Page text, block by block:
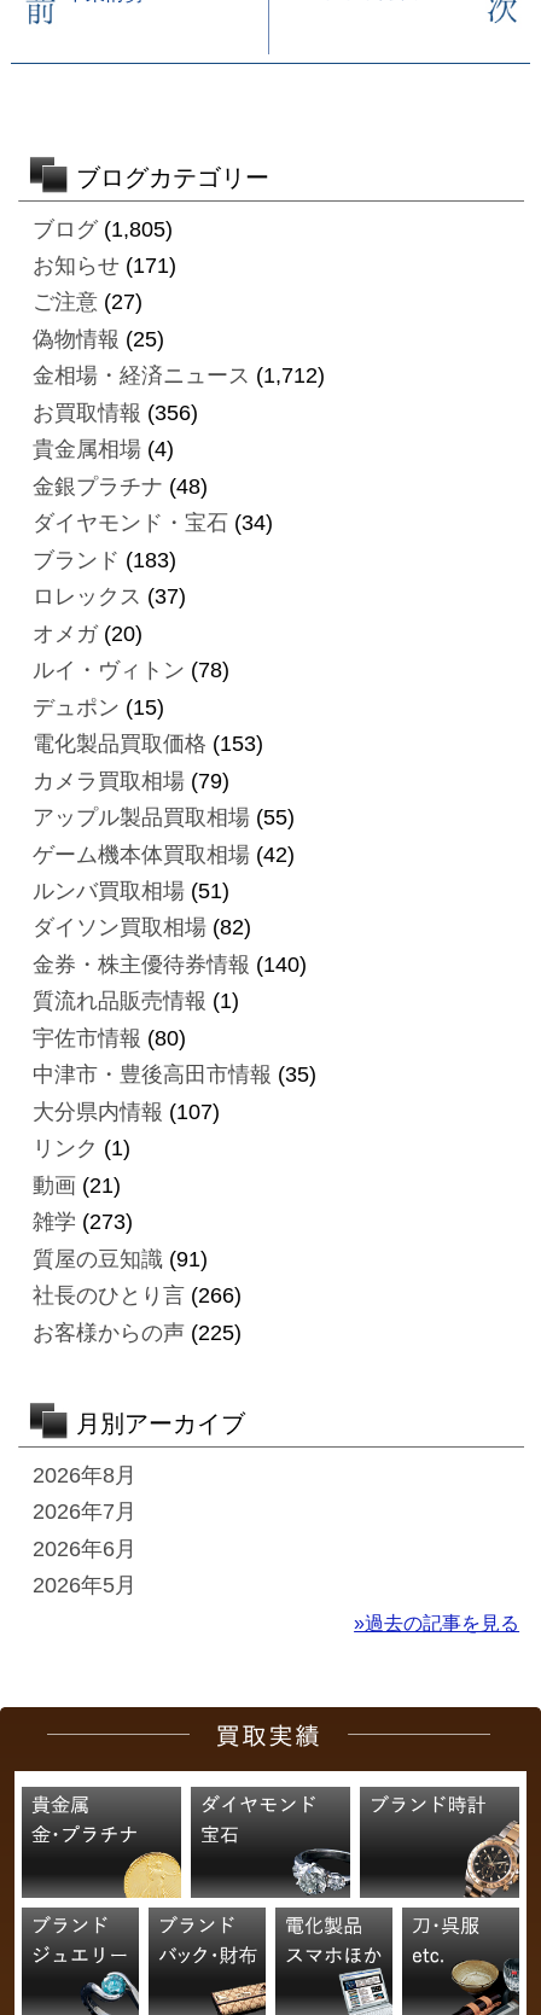
ブログカテゴリー
ブログ(1,805)
お知らせ(171)
ご注意(27)
偽物情報 (25)
金相場・経済ニュース (1,712)
お買取情報 (356)
貴金属相場(4)
金銀プラチナ (48)
ダイヤモンド・宝石 (34)
ブランド (183)
ロレックス (37)
オメガ(20)
ルイ・ヴィトン (78)
デュポン (15)
電化製品買取価格 (153)
カメラ買取相場(79)
アップル製品買取相場(55)
ゲーム機本体買取相場(42)
ルンバ買取相場(51)
ダイソン買取相場(82)
金券・株主優待券情報 (140)
質流れ品販売情報 (1)
宇佐市情報 (80)
中津市・豊後高田市情報 (35)
大分県内情報 (107)
リンク (1)
動画(21)
雑学 (273)
質屋の豆知識(91)
社長のひとり言(266)
お客様からの声(225)
月別アーカイブ
2026年8月
2026年7月
2026年6月
2026年5月
»過去の記事を見る